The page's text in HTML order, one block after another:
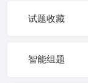
试题收藏
智能组题